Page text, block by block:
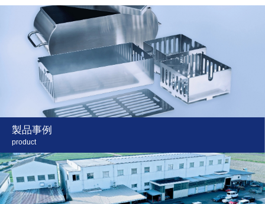
製品事例
product